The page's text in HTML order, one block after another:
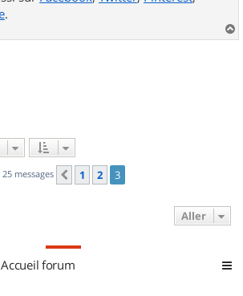
.
a
25 messages Précédent
1 2 3
Aller
Accueil forum